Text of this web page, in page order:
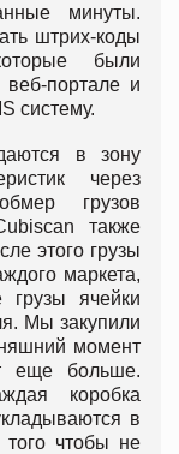
минуты.
штрих-коды
были
портале и
систему.
в зону
через
грузов
также
этого грузы
маркета,
грузы ячейки
Мы закупили
момент
еще больше.
коробка
в
того чтобы не